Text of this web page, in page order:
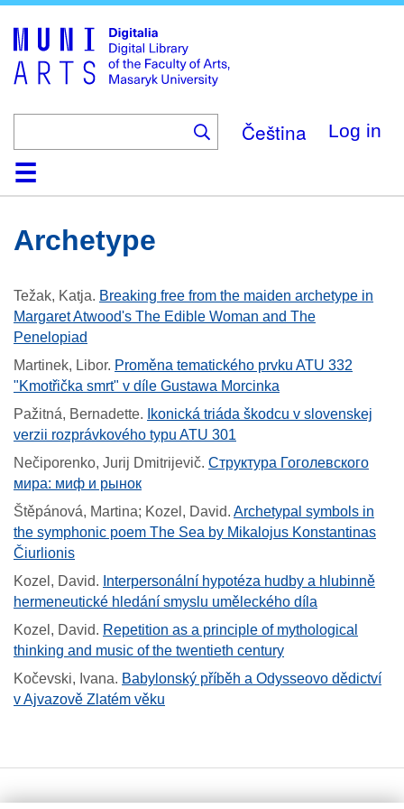
main
content
Čeština Log in
HomeCollections
Browse
Search
About
HelpContactDigitalia
Archetype
Težak, Katja. Breaking free from the maiden archetype in
Margaret Atwood's The Edible Woman and The
Penelopiad
Martinek, Libor. Proměna tematického prvku ATU 332
"Kmotřička smrt" v díle Gustawa Morcinka
Pažitná, Bernadette.
Ikonická triáda škodcu v slovenskej
verzii rozprávkového typu ATU 301
Nečiporenko, Jurij Dmitrijevič. Структура Гоголевского
мира: миф и рынок
Štěpánová, Martina; Kozel, David. Archetypal symbols in
the symphonic poem The Sea by Mikalojus Konstantinas
Čiurlionis
Kozel, David. Interpersonální hypotéza hudby a hlubinně
hermeneutické hledání smyslu uměleckého díla
Kozel, David. Repetition as a principle of mythological
thinking and music of the twentieth century
Kočevski, Ivana. Babylonský příběh a Odysseovo dědictví
v Ajvazově Zlatém věku